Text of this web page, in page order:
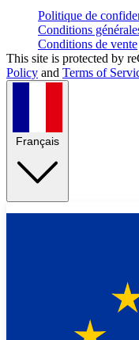
Politique de
Conditions
Conditions de vente
This site is protected by
Policy and Terms of
Français